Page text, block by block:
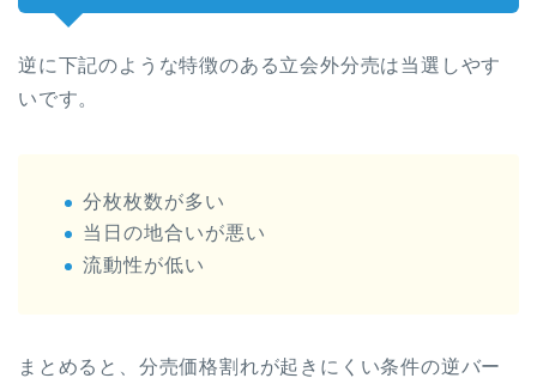
逆に下記のような特徴のある立会外分売は当選しやす
いです。
分枚枚数が多い
当日の地合いが悪い
流動性が低い
まとめると、分売価格割れが起きにくい条件の逆バー